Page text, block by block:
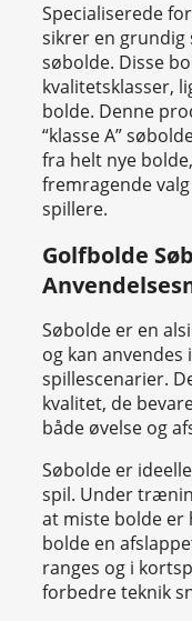
Specialiserede
sikrer en
søbolde. Disse
kvalitetsklasser,
bolde. Denne
“klasse A”
fra helt nye
fremragende
spillere.
Golfbolde
Søbolde er en
og kan
spillescenarier.
kvalitet, de
både øvelse og
Søbolde er
spil. Under
at miste bolde er
bolde en
ranges og i
forbedre teknik